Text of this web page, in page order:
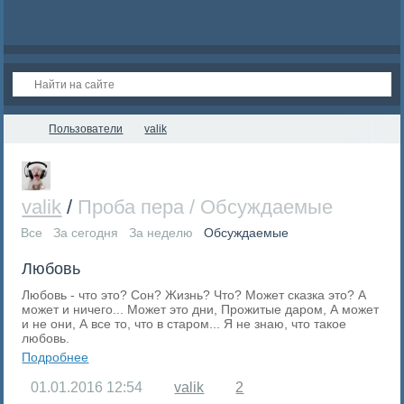
Пользователи valik
valik / Проба пера / Обсуждаемые
Все За сегодня За неделю Обсуждаемые
Любовь
Любовь - что это? Сон? Жизнь? Что? Может сказка это? А
может и ничего... Может это дни, Прожитые даром, А может
и не они, А все то, что в старом... Я не знаю, что такое
любовь.
Подробнее
01.01.2016 12:54 valik 2